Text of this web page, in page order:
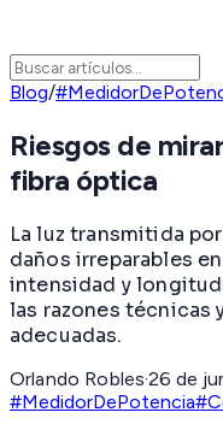
Blog/
Riesgos de
fibra óptica
La luz transmitida
daños irreparables
intensidad y
las razones técnicas
adecuadas.
Orlando Robles·26 de
#MedidorDePotencia